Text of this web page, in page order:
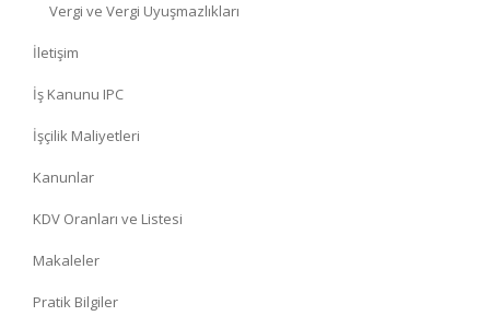
Vergi ve Vergi Uyuşmazlıkları
İletişim
İş Kanunu IPC
İşçilik Maliyetleri
Kanunlar
KDV Oranları ve Listesi
Makaleler
Pratik Bilgiler